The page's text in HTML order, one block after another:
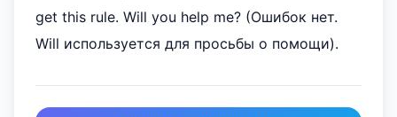
get this rule. Will you help me? (Ошибок нет.
Will используется для просьбы о помощи).